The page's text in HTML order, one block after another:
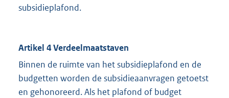
subsidieplafond.
Artikel 4 Verdeelmaatstaven
Binnen de ruimte van het subsidieplafond en de
budgetten worden de subsidieaanvragen getoetst
en gehonoreerd. Als het plafond of budget